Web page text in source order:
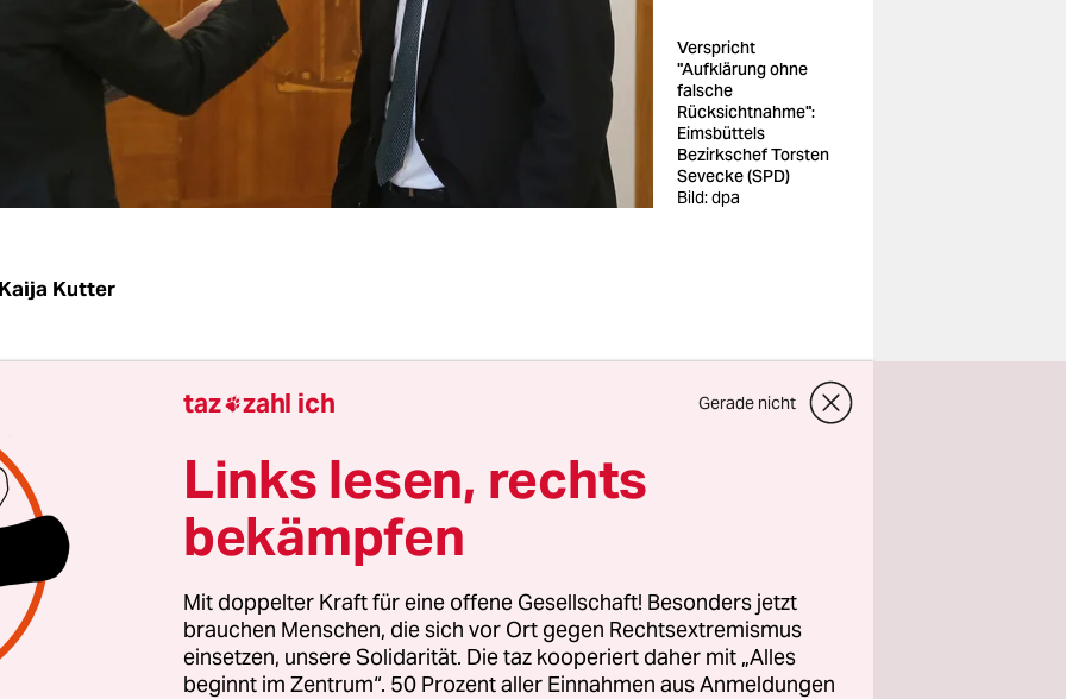
Verspricht
"Aufklärung ohne
falsche
Rücksichtnahme":
Eimsbüttels
Bezirkschef Torsten
Sevecke (SPD)
Bild: dpa
Kaija Kutter
| Der Tod der kleinen Yagmur könnte eine
Überprüfung der Jugendhilfe zur Folge haben. So wird
Fraktion Die Linke ins Spiel gebrachte Idee einer
auch bei der SPD diskutiert. „Wir sind
was dieses Thema betrifft“, sagt SPD-Jugendpolitikern
Man müsse aber noch über die Fragestellungen
darüber, welcher Mitarbeiter der Allgemeinen Sozialen
taz zahl ich Gerade nicht
Links lesen, rechts
bekämpfen
Mit doppelter Kraft für eine offene Gesellschaft! Besonders jetzt
brauchen Menschen, die sich vor Ort gegen Rechtsextremismus
einsetzen, unsere Solidarität. Die taz kooperiert daher mit „Alles
beginnt im Zentrum“. 50 Prozent aller Einnahmen aus Anmeldungen